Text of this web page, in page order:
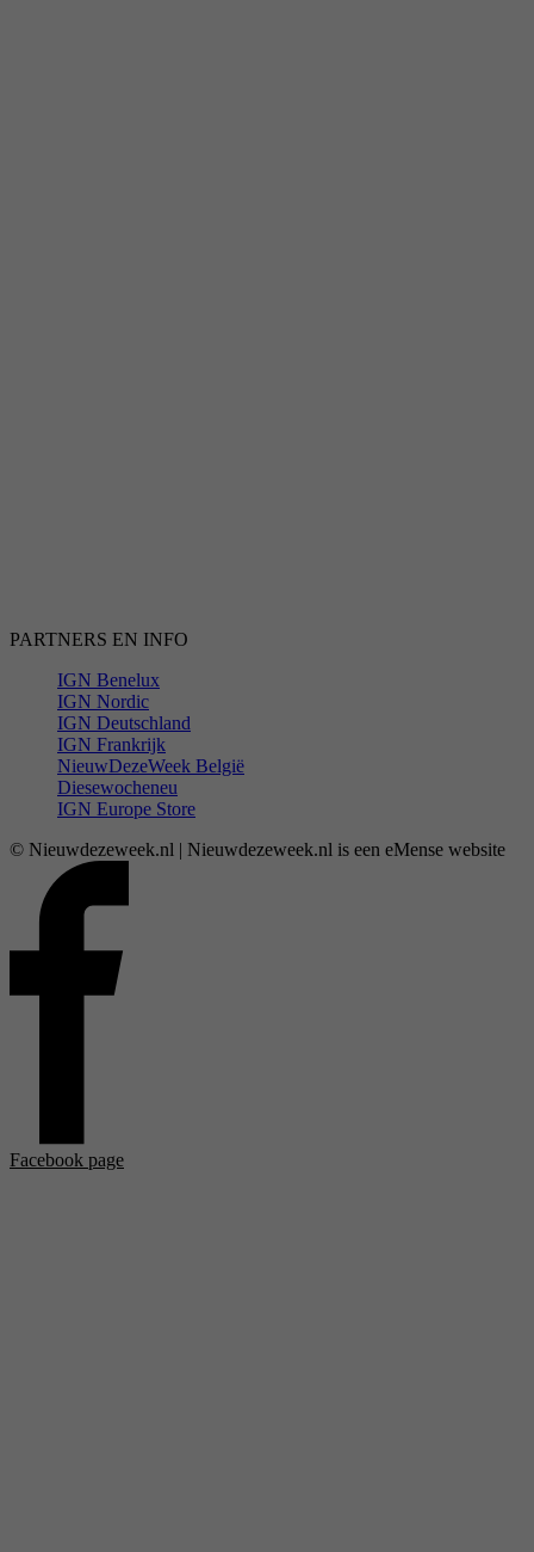
PARTNERS EN INFO
IGN Benelux
IGN Nordic
IGN Deutschland
IGN Frankrijk
NieuwDezeWeek België
Diesewocheneu
IGN Europe Store
© Nieuwdezeweek.nl | Nieuwdezeweek.nl is een eMense website
Facebook page